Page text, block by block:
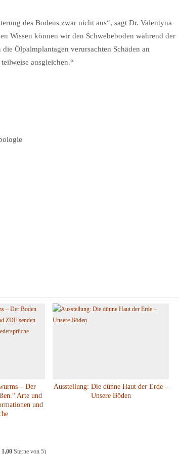
des Bodens zwar nicht aus“, sagt Dr. Valentyna
Wissen können wir den Schwebeboden während der
Ölpalmplantagen verursachten Schäden an
ausgleichen.“
– Der
Arte und
und
Ausstellung: Die dünne Haut der Erde –
Unsere Böden
1,00 Sterne von 5)